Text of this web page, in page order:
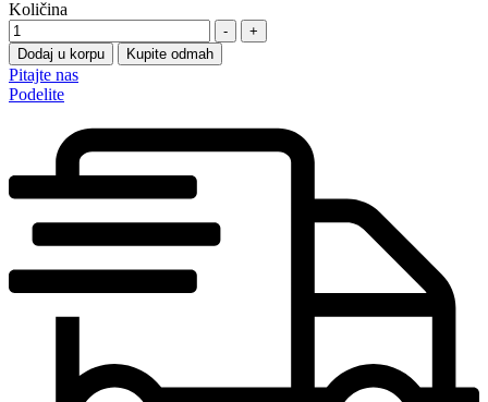
Količina
-
+
Dodaj u korpu
Kupite odmah
Pitajte nas
Podelite